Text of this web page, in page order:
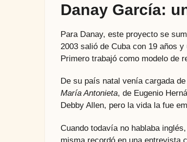
Danay García:
Para Danay, este proyecto se
2003 salió de Cuba con 19 años
Primero trabajó como modelo de
De su país natal venía cargada
María Antonieta, de Eugenio
Debby Allen, pero la vida la fue
Cuando todavía no hablaba
misma recordó en una entrevista